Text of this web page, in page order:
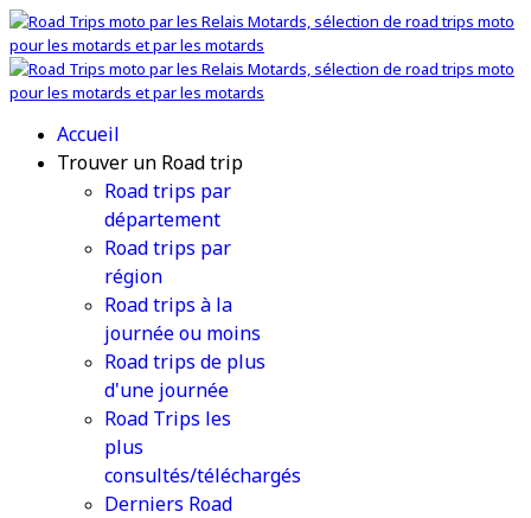
Accueil
Trouver un Road trip
Road trips par
département
Road trips par
région
Road trips à la
journée ou moins
Road trips de plus
d'une journée
Road Trips les
plus
consultés/téléchargés
Derniers Road